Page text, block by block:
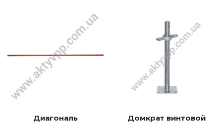
Диагональ Домкрат винтовой